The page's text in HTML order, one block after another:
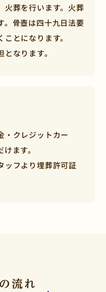
火葬を行います。火葬
。骨壺は四十九日法要
とになります。
なります。
・クレジットカー
ます。
ッフより埋葬許可証
流れ